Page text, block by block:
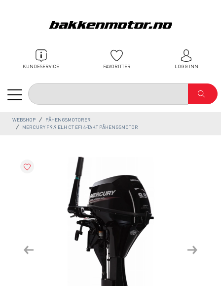
KUNDESERVICE FAVORITTER LOGG INN
WEBSHOP
PÅHENGSMOTORER
MERCURY F 9.9 ELH CT EFI 4-TAKT PÅHENGSMOTOR
Previous Next